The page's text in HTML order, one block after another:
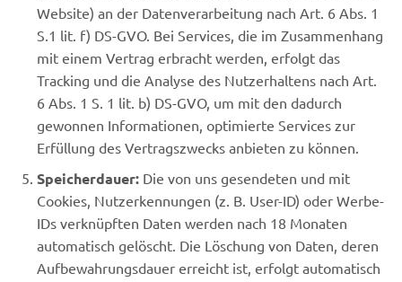
Website) an der Datenverarbeitung nach Art. 6 Abs. 1
S.1 lit. f) DS-GVO. Bei Services, die im Zusammenhang
mit einem Vertrag erbracht werden, erfolgt das
Tracking und die Analyse des Nutzerhaltens nach Art.
6 Abs. 1 S. 1 lit. b) DS-GVO, um mit den dadurch
gewonnen Informationen, optimierte Services zur
Erfüllung des Vertragszwecks anbieten zu können.
Speicherdauer:Die von uns gesendeten und mit
Cookies, Nutzerkennungen (z. B. User-ID) oder Werbe-
IDs verknüpften Daten werden nach 18 Monaten
automatisch gelöscht. Die Löschung von Daten, deren
Aufbewahrungsdauer erreicht ist, erfolgt automatisch